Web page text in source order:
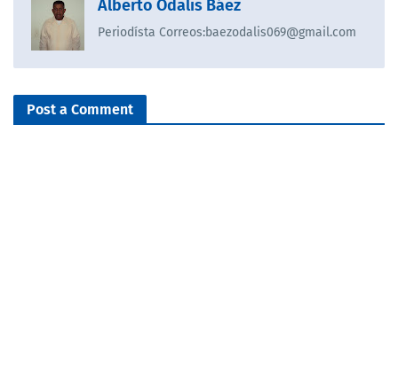
Alberto Odalis Báez
Periodísta Correos:baezodalis069@gmail.com
Post a Comment